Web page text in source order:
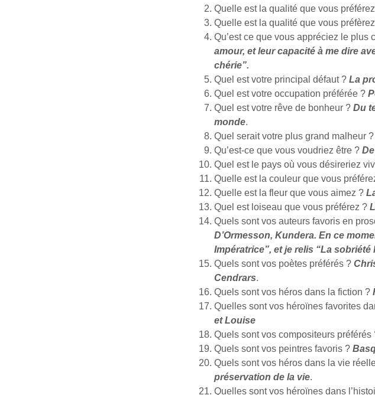
Quelle est la qualité que vous
Quelle est la qualité que vous
Qu’est ce que vous appréciez le plus
amour, et leur capacité à me dire
chérie”.
Quel est votre principal défaut ? La
Quel est votre occupation préférée ?
Quel est votre rêve de bonheur ? Du
monde.
Quel serait votre plus grand malheur ?
Qu’est-ce que vous voudriez être ?
Quel est le pays où vous désireriez
Quelle est la couleur que vous
Quelle est la fleur que vous aimez ?
Quel est loiseau que vous préférez ?
Quels sont vos auteurs favoris en
D’Ormesson, Kundera. En ce
Impératrice”, et je relis “La
Quels sont vos poètes préférés ?
Cendrars.
Quels sont vos héros dans la fiction ?
Quelles sont vos héroïnes favorites
et Louise
Quels sont vos compositeurs préférés
Quels sont vos peintres favoris ?
Quels sont vos héros dans la vie
préservation de la vie.
Quelles sont vos héroïnes dans